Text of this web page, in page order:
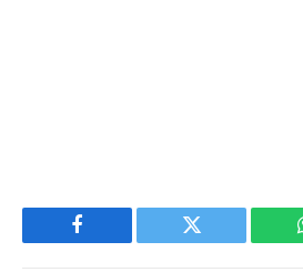
Facebook Twitter